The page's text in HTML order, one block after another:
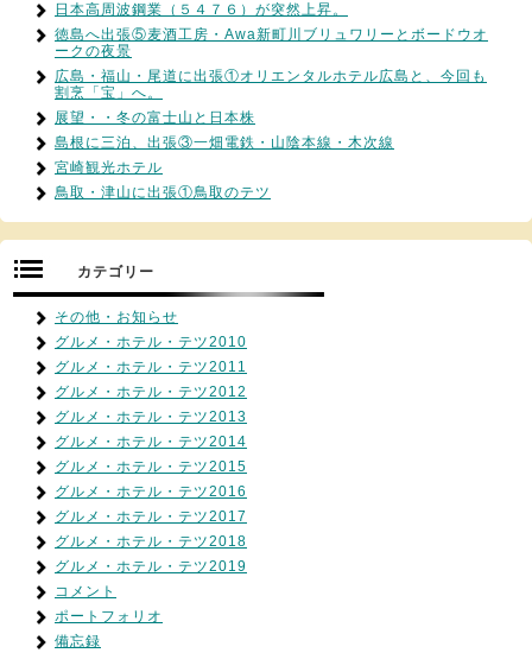
日本高周波鋼業（５４７６）が突然上昇。
徳島へ出張⑤麦酒工房・Awa新町川ブリュワリーとボードウオ
ークの夜景
広島・福山・尾道に出張①オリエンタルホテル広島と、今回も
割烹「宝」へ。
展望・・冬の富士山と日本株
島根に三泊、出張③一畑電鉄・山陰本線・木次線
宮崎観光ホテル
鳥取・津山に出張①鳥取のテツ
カテゴリー
その他・お知らせ
グルメ・ホテル・テツ2010
グルメ・ホテル・テツ2011
グルメ・ホテル・テツ2012
グルメ・ホテル・テツ2013
グルメ・ホテル・テツ2014
グルメ・ホテル・テツ2015
グルメ・ホテル・テツ2016
グルメ・ホテル・テツ2017
グルメ・ホテル・テツ2018
グルメ・ホテル・テツ2019
コメント
ポートフォリオ
備忘録